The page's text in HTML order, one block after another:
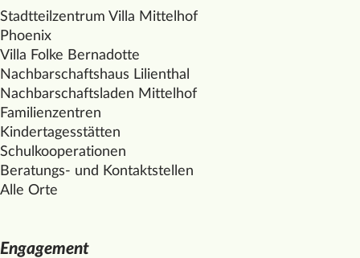
Stadtteilzentrum Villa Mittelhof
Phoenix
Villa Folke Bernadotte
Nachbarschaftshaus Lilienthal
Nachbarschaftsladen Mittelhof
Familienzentren
Kindertagesstätten
Schulkooperationen
Beratungs- und Kontaktstellen
Alle Orte
Engagement